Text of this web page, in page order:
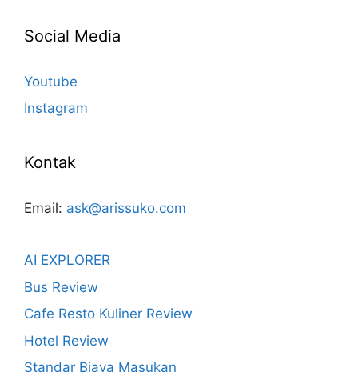
Social Media
Youtube
Instagram
Kontak
Email: ask@arissuko.com
AI EXPLORER
Bus Review
Cafe Resto Kuliner Review
Hotel Review
Standar Biaya Masukan